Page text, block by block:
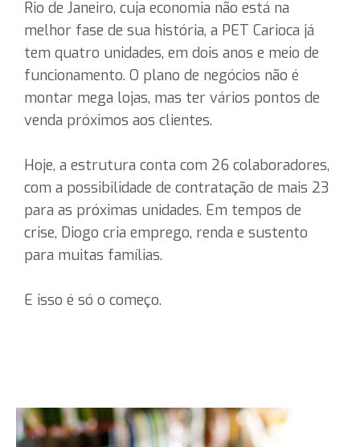
Rio de Janeiro, cuja economia não está na
melhor fase de sua história, a PET Carioca já
tem quatro unidades, em dois anos e meio de
funcionamento. O plano de negócios não é
montar mega lojas, mas ter vários pontos de
venda próximos aos clientes.
Hoje, a estrutura conta com 26 colaboradores,
com a possibilidade de contratação de mais 23
para as próximas unidades. Em tempos de
crise, Diogo cria emprego, renda e sustento
para muitas famílias.
E isso é só o começo.